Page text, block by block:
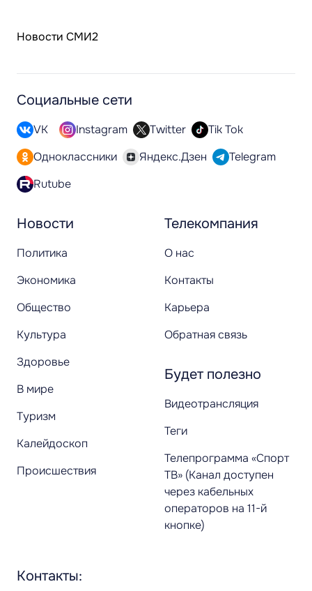
Новости СМИ2
Новости
Политика
Экономика
Общество
Культура
Здоровье
В мире
Туризм
Калейдоскоп
Происшествия
Телекомпания
О нас
Контакты
Карьера
Обратная связь
Будет полезно
Видеотрансляция
Теги
Телепрограмма «Спорт
ТВ» (Канал доступен
через кабельных
операторов на 11-й
кнопке)
Социальные сети
VK Instagram Twitter
Tik Tok
Одноклассники
Яндекс.Дзен
Telegram
Rutube
Контакты: